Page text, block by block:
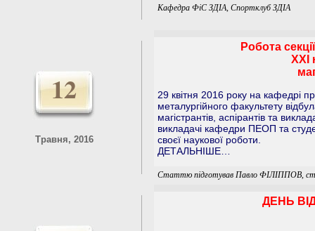
Кафедра ФіС ЗДІА, Спортклуб ЗДІА
12
Травня, 2016
Робота
ХХI
29 квітня 2016 року на кафедрі
металургійного факультету
магістрантів, аспірантів та
викладачі кафедри ПЕОП та
своєї наукової роботи.
ДЕТАЛЬНІШЕ…
Статтю підготував Павло ФІЛІППОВ,
ДЕНЬ